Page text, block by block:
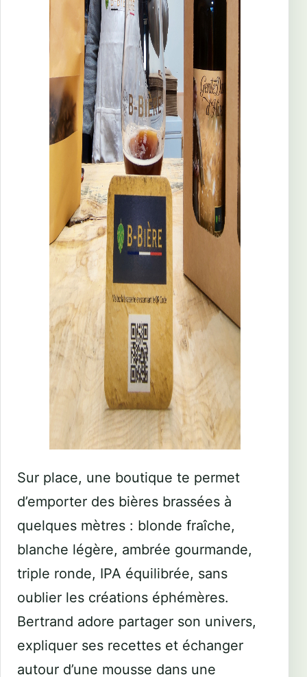
Sur place, une boutique te permet
d’emporter des bières brassées à
quelques mètres : blonde fraîche,
blanche légère, ambrée gourmande,
triple ronde, IPA équilibrée, sans
oublier les créations éphémères.
Bertrand adore partager son univers,
expliquer ses recettes et échanger
autour d’une mousse dans une